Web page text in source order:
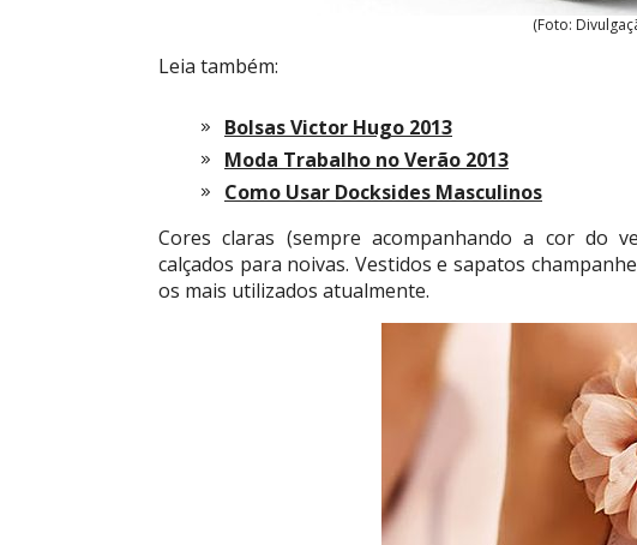
(Foto:
Leia também:
Bolsas Victor Hugo 2013
Moda Trabalho no Verão 2013
Como Usar Docksides Masculinos
Cores claras (sempre acompanhando a cor do
calçados para noivas. Vestidos e sapatos
os mais utilizados atualmente.